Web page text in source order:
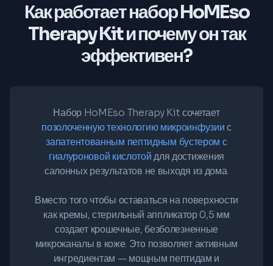
Как работает набор HoMEso
Therapy Kit и почему он так
эффективен?
Набор HoMEso Therapy Kit сочетает
позолоченную технологию микроинфузиис
запатентованным пептидным бустером с
гиалуроновой кислотойдля достижения
салонных результатов не выходя из дома.
Вместо того чтобы оставаться на поверхности
как кремы, стерильный аппликатор 0,5 мм
создает крошечные, безболезненные
микроканалы в коже. Это позволяет активным
ингредиентам — мощным пептидам и